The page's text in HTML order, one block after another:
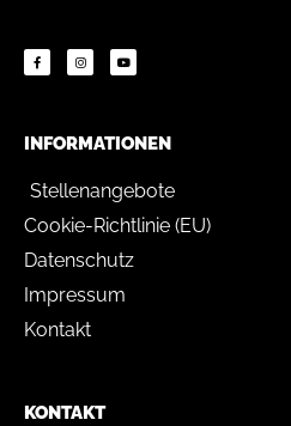
INFORMATIONEN
Stellenangebote
Cookie-Richtlinie (EU)
Datenschutz
Impressum
Kontakt
KONTAKT